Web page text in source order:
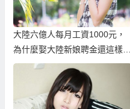
大陸六億人每月工資1000元，
為什麼娶大陸新娘聘金還這樣
高？